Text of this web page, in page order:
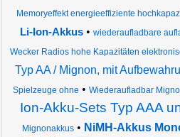
Memoryeffekt energieeffiziente
Li-Ion-Akkus• wiederaufladbare
Wecker Radios hohe Kapazitäten
Typ AA / Mignon, mit
Spielzeuge ohne • Wiederaufladbar
Ion-Akku-Sets Typ AAA
Mignonakkus• NiMH-Akkus